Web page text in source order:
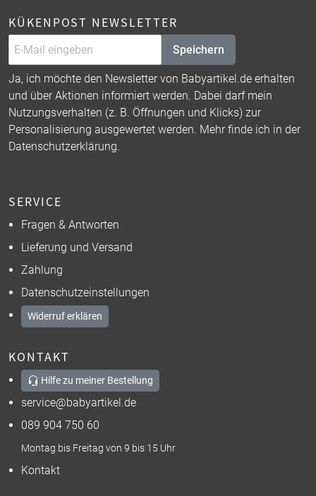
KÜKENPOST NEWSLETTER
Speichern
Ja, ich möchte den Newsletter von Babyartikel.de erhalten
und über Aktionen informiert werden. Dabei darf mein
Nutzungsverhalten (z. B. Öffnungen und Klicks) zur
Personalisierung ausgewertet werden. Mehr finde ich in der
Datenschutzerklärung.
SERVICE
Fragen & Antworten
Lieferung und Versand
Zahlung
Datenschutzeinstellungen
Widerruf erklären
KONTAKT
Hilfe zu meiner Bestellung
service@babyartikel.de
089 904 750 60
Montag bis Freitag von 9 bis 15 Uhr
Kontakt